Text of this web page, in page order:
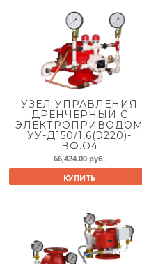
УЗЕЛ УПРАВЛЕНИЯ
ДРЕНЧЕРНЫЙ С
ЭЛЕКТРОПРИВОДОМ
УУ-Д150/1,6(Э220)-
ВФ.О4
66,424.00 руб.
КУПИТЬ